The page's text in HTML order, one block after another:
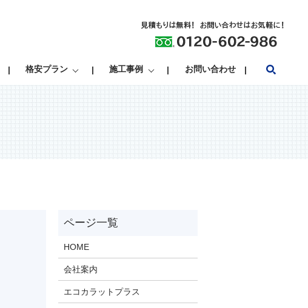
格安プラン 施工事例 お問い合わせ
HOME
会社案内
エコカラットプラス